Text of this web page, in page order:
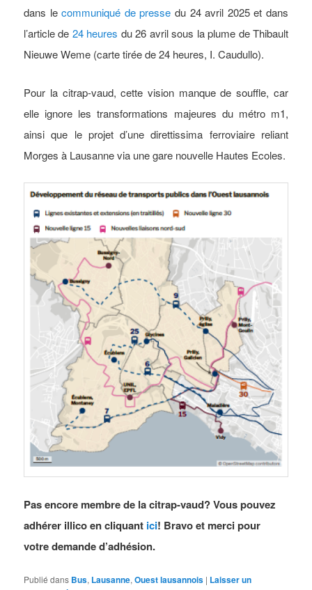
dans lecommuniqué de presse du 24 avril 2025 et dans
l’article de 24 heures du 26 avril sous la plume de Thibault
Nieuwe Weme (carte tirée de 24 heures, I. Caudullo).
Pour la citrap-vaud, cette vision manque de souffle, car
elle ignore les transformations majeures du métro m1,
ainsi que le projet d’une direttissima ferroviaire reliant
Morges à Lausanne via une gare nouvelle Hautes Ecoles.
Pas encore membre de la citrap-vaud? Vous pouvez
adhérer illico en cliquant ici! Bravo et merci pour
votre demande d’adhésion.
Publié dans Bus, Lausanne,Ouest lausannois | Laisser un